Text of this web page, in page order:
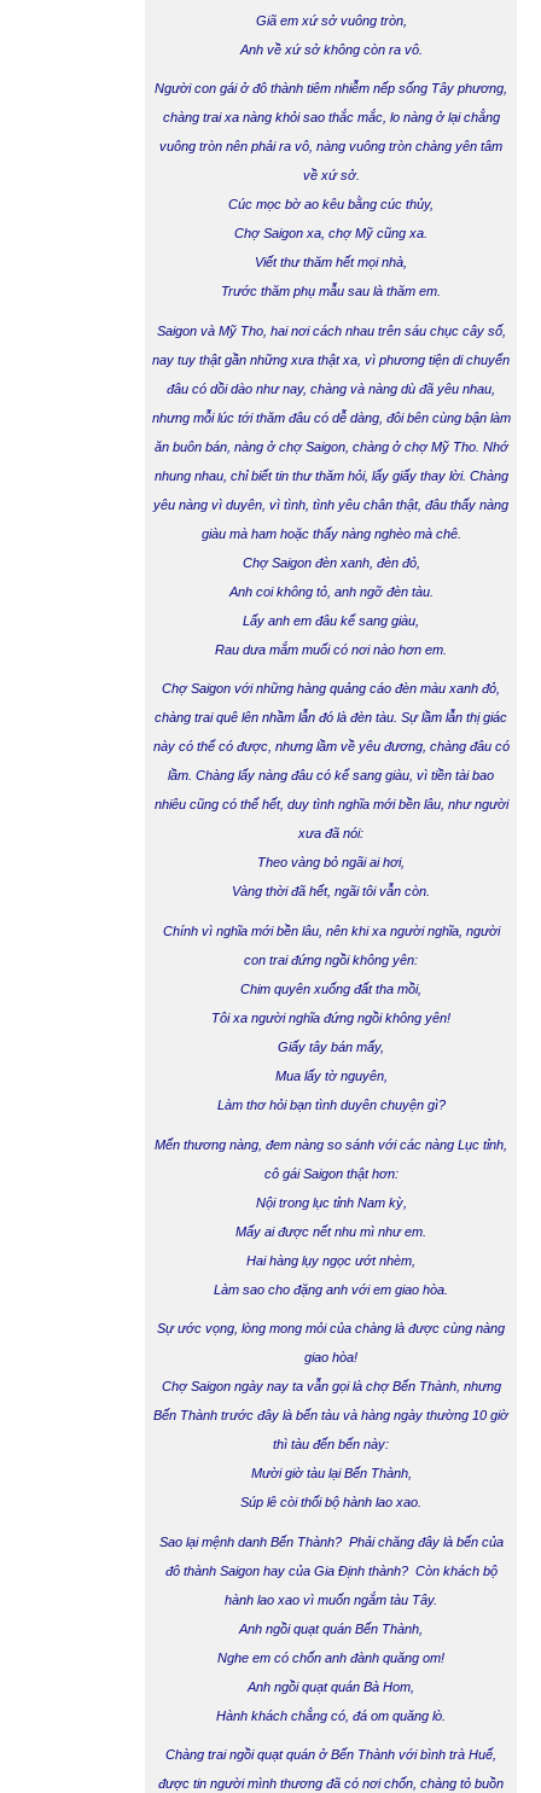
Giã em xứ sở vuông tròn,
Anh về xứ sở không còn ra vô.
Người con gái ở đô thành tiêm nhiễm nếp sống Tây phương,
chàng trai xa nàng khỏi sao thắc mắc, lo nàng ở lại chẳng
vuông tròn nên phải ra vô, nàng vuông tròn chàng yên tâm
về xứ sở.
Cúc mọc bờ ao kêu bằng cúc thủy,
Chợ Saigon xa, chợ Mỹ cũng xa.
Viết thư thăm hết mọi nhà,
Trước thăm phụ mẫu sau là thăm em.
Saigon và Mỹ Tho, hai nơi cách nhau trên sáu chục cây số,
nay tuy thật gần những xưa thật xa, vì phương tiện di chuyển
đâu có dồi dào như nay, chàng và nàng dù đã yêu nhau,
nhưng mỗi lúc tới thăm đâu có dễ dàng, đôi bên cùng bận làm
ăn buôn bán, nàng ở chợ Saigon, chàng ở chợ Mỹ Tho. Nhớ
nhung nhau, chỉ biết tin thư thăm hỏi, lấy giấy thay lời. Chàng
yêu nàng vì duyên, vì tình, tình yêu chân thật, đâu thấy nàng
giàu mà ham hoặc thấy nàng nghèo mà chê.
Chợ Saigon đèn xanh, đèn đỏ,
Anh coi không tỏ, anh ngỡ đèn tàu.
Lấy anh em đâu kể sang giàu,
Rau dưa mắm muối có nơi nào hơn em.
Chợ Saigon với những hàng quảng cáo đèn màu xanh đỏ,
chàng trai quê lên nhầm lẫn đó là đèn tàu. Sự lầm lẫn thị giác
này có thể có được, nhưng lầm về yêu đương, chàng đâu có
lầm. Chàng lấy nàng đâu có kể sang giàu, vì tiền tài bao
nhiêu cũng có thể hết, duy tình nghĩa mới bền lâu, như người
xưa đã nói:
Theo vàng bỏ ngãi ai hơi,
Vàng thời đã hết, ngãi tôi vẫn còn
Chính vì nghĩa mới bền lâu, nên khi xa người nghĩa, người
con trai đứng ngồi không yên:
Chim quyên xuống đất tha mồi,
Tôi xa người nghĩa đứng ngồi không yên!
Giấy tây bán mấy,
Mua lấy tờ nguyên,
Làm thơ hỏi bạn tình duyên chuyện gì?
Mến thương nàng, đem nàng so sánh với các nàng Lục tỉnh,
cô gái Saigon thật hơn:
Nội trong lục tỉnh Nam kỳ,
Mấy ai được nết nhu mì như em.
Hai hàng lụy ngọc ướt nhèm,
Làm sao cho đặng anh với em giao hòa
Sự ước vọng, lòng mong mỏi của chàng là được cùng nàng
giao hòa!
Chợ Saigon ngày nay ta vẫn gọi là chợ Bến Thành, nhưng
Bến Thành trước đây là bến tàu và hàng ngày thường 10 giờ
thì tàu đến bến này:
Mười giờ tàu lại Bến Thành,
Súp lê còi thổi bộ hành lao xao
Sao lại mệnh danh Bến Thành? Phải chăng đây là bến của
đô thành Saigon hay của Gia Định thành? Còn khách bộ
hành lao xao vì muốn ngắm tàu Tây.
Anh ngồi quạt quán Bến Thành,
Nghe em có chốn anh đành quăng om!
Anh ngồi quạt quán Bà Hom,
Hành khách chẳng có, đá om quăng lò.
Chàng trai ngồi quạt quán ở Bến Thành với bình trà Huế,
được tin người mình thương đã có nơi chốn, chàng tỏ buồn